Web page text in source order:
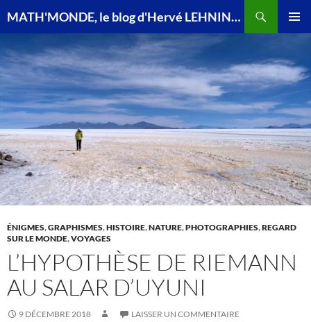
MATH'MONDE, le blog d'Hervé LEHNING, agrégé de mathématiques
CONTENU
ÉNIGMES,GRAPHISMES,HISTOIRE,NATURE,PHOTOGRAPHIES,REGARD
SUR LE MONDE,VOYAGES
L’HYPOTHÈSE DE RIEMANN
AU SALAR D’UYUNI
9 DÉCEMBRE 2018 LAISSER UN COMMENTAIRE